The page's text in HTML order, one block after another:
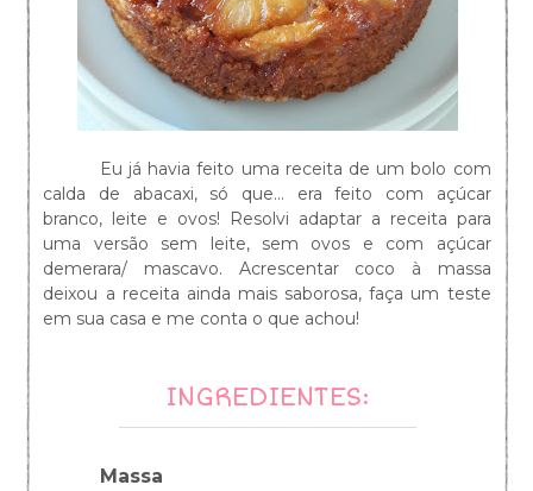
Eu já havia feito uma receita de um bolo com
calda de abacaxi, só que... era feito com açúcar
branco, leite e ovos! Resolvi adaptar a receita para
uma versão sem leite, sem ovos e com açúcar
demerara/ mascavo. Acrescentar coco à massa
deixou a receita ainda mais saborosa, faça um teste
em sua casa e me conta o que achou!
INGREDIENTES:
Massa